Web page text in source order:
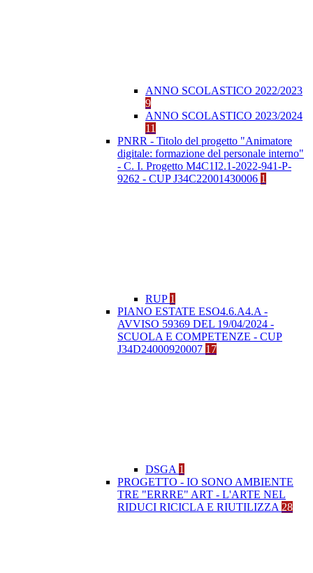
ANNO SCOLASTICO 2022/2023
9
ANNO SCOLASTICO 2023/2024
11
PNRR - Titolo del progetto "Animatore
digitale: formazione del personale interno"
- C. I. Progetto M4C1I2.1-2022-941-P-
9262 - CUP J34C22001430006 1
RUP 1
PIANO ESTATE ESO4.6.A4.A -
AVVISO 59369 DEL 19/04/2024 -
SCUOLA E COMPETENZE - CUP
J34D24000920007 17
DSGA 1
PROGETTO - IO SONO AMBIENTE
TRE "ERRRE" ART - L'ARTE NEL
RIDUCI RICICLA E RIUTILIZZA 28